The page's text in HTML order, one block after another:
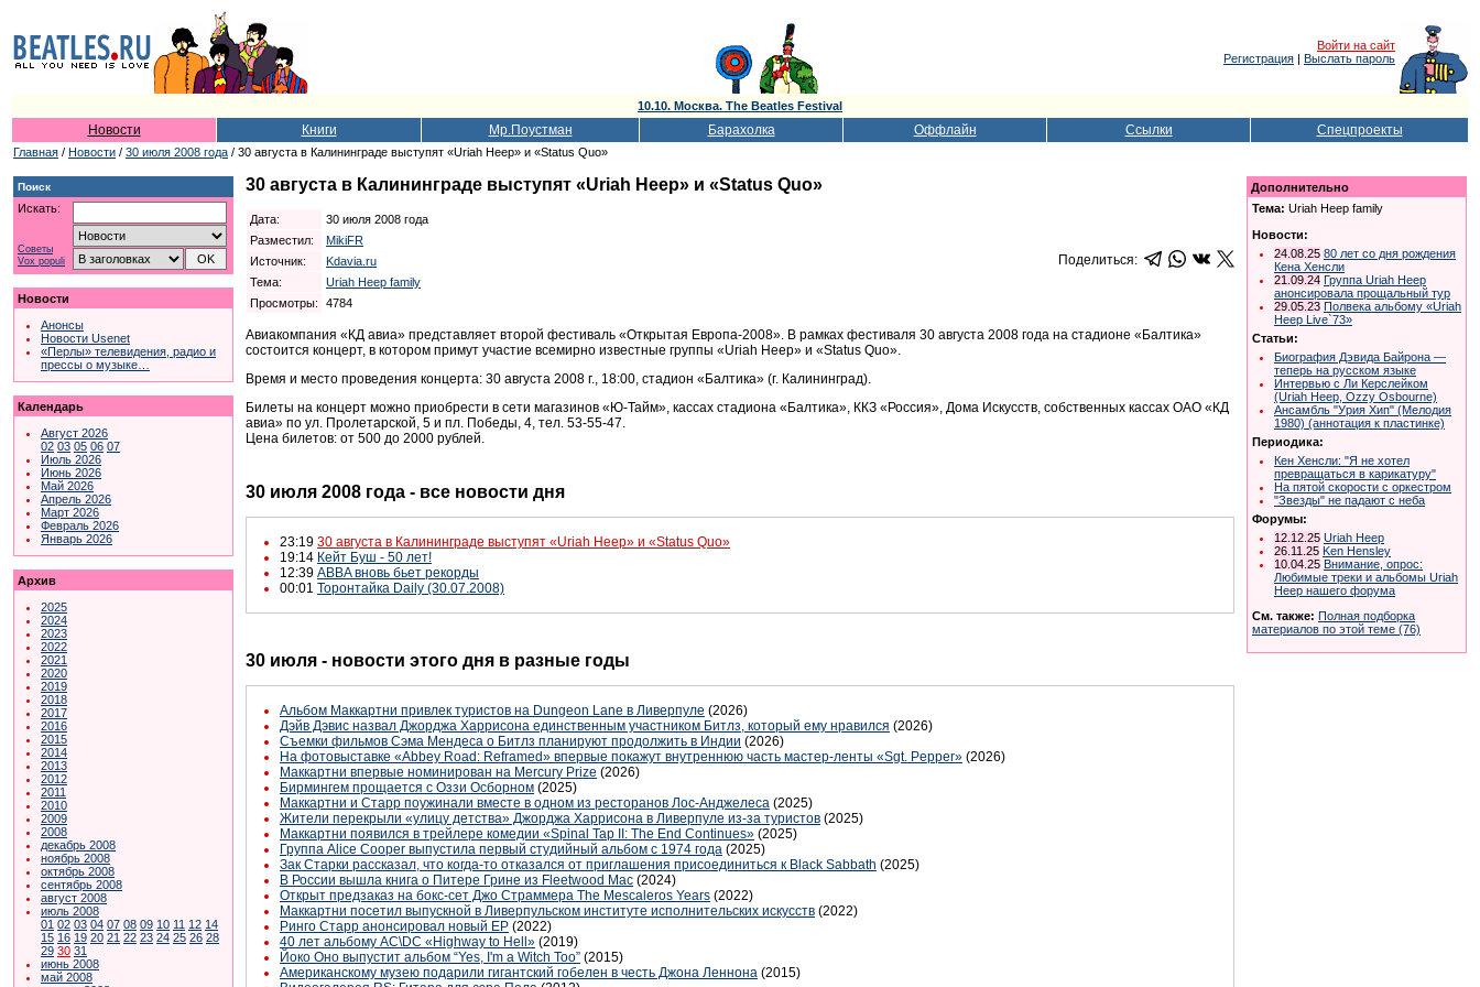
Войти на сайт
Регистрация | Выслать пароль
10.10. Москва. The Beatles Festival
Новости Книги Мр.Поустман Барахолка Оффлайн Ссылки Спецпроекты
Главная / Новости / 30 июля 2008 года / 30 августа в Калининграде выступят «Uriah Heep» и «Status Quo»
Поиск
Искать:
Советы
Vox populi
Новости
Анонсы
Новости Usenet
«Перлы» телевидения, радио и
прессы о музыке…
Календарь
Август 2026
02 03 05 06 07
Июль 2026
Июнь 2026
Май 2026
Апрель 2026
Март 2026
Февраль 2026
Январь 2026
Архив
2025
2024
2023
2022
2021
2020
2019
2018
2017
2016
2015
2014
2013
2012
2011
2010
2009
2008
декабрь 2008
ноябрь 2008
октябрь 2008
сентябрь 2008
август 2008
июль 2008
01 02 03 04 07 08 09 10 11 12 14
15 16 19 20 21 22 23 24 25 26 28
29 30 31
июнь 2008
май 2008
30 августа в Калининграде выступят «Uriah Heep» и «Status Quo»
Дата:
30 июля 2008 года
Разместил:
MikiFR
Источник:
Kdavia.ru
Тема:
Uriah Heep family
Просмотры:
4784
Поделиться:
Авиакомпания «КД авиа» представляет второй фестиваль «Открытая Европа-2008». В рамках фестиваля 30 августа 2008 года на стадионе «Балтика»
состоится концерт, в котором примут участие всемирно известные группы «Uriah Heep» и «Status Quo».
Время и место проведения концерта: 30 августа 2008 г., 18:00, стадион «Балтика» (г. Калининград).
Билеты на концерт можно приобрести в сети магазинов «Ю-Тайм», кассах стадиона «Балтика», ККЗ «Россия», Дома Искусств, собственных кассах ОАО «КД
авиа» по ул. Пролетарской, 5 и пл. Победы, 4, тел. 53-55-47.
Цена билетов: от 500 до 2000 рублей.
30 июля 2008 года - все новости дня
23:19 30 августа в Калининграде выступят «Uriah Heep» и «Status Quo»
19:14 Кейт Буш - 50 лет!
12:39 ABBA вновь бьет рекорды
00:01 Торонтайка Daily (30.07.2008)
30 июля - новости этого дня в разные годы
Альбом Маккартни привлек туристов на Dungeon Lane в Ливерпуле (2026)
Дэйв Дэвис назвал Джорджа Харрисона единственным участником Битлз, который ему нравился (2026)
Съемки фильмов Сэма Мендеса о Битлз планируют продолжить в Индии (2026)
На фотовыставке «Abbey Road: Reframed» впервые покажут внутреннюю часть мастер-ленты «Sgt. Pepper» (2026)
Маккартни впервые номинирован на Mercury Prize (2026)
Бирмингем прощается с Оззи Осборном (2025)
Маккартни и Старр поужинали вместе в одном из ресторанов Лос-Анджелеса (2025)
Жители перекрыли «улицу детства» Джорджа Харрисона в Ливерпуле из-за туристов (2025)
Маккартни появился в трейлере комедии «Spinal Tap II: The End Continues» (2025)
Группа Alice Cooper выпустила первый студийный альбом с 1974 года (2025)
Зак Старки рассказал, что когда-то отказался от приглашения присоединиться к Black Sabbath (2025)
В России вышла книга о Питере Грине из Fleetwood Mac (2024)
Открыт предзаказ на бокс-сет Джо Страммера The Mescaleros Years (2022)
Маккартни посетил выпускной в Ливерпульском институте исполнительских искусств (2022)
Ринго Старр анонсировал новый EP (2022)
40 лет альбому AC\DC «Highway to Hell» (2019)
Йоко Оно выпустит альбом “Yes, I'm a Witch Too” (2015)
Американскому музею подарили гигантский гобелен в честь Джона Леннона (2015)
Дополнительно
Тема: Uriah Heep family
Новости:
24.08.25 80 лет со дня рождения
Кена Хенсли
21.09.24 Группа Uriah Heep
анонсировала прощальный тур
29.05.23 Полвека альбому «Uriah
Heep Live`73»
Статьи:
Биография Дэвида Байрона —
теперь на русском языке
Интервью с Ли Керслейком
(Uriah Heep, Ozzy Osbourne)
Ансамбль "Урия Хип" (Мелодия
1980) (аннотация к пластинке)
Периодика:
Кен Хенсли: "Я не хотел
превращаться в карикатуру"
На пятой скорости с оркестром
"Звезды" не падают с неба
Форумы:
12.12.25 Uriah Heep
26.11.25 Ken Hensley
10.04.25 Внимание, опрос:
Любимые треки и альбомы Uriah
Heep нашего форума
См. также: Полная подборка
материалов по этой теме (76)